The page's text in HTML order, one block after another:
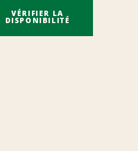
VÉRIFIER LA
DISPONIBILITÉ